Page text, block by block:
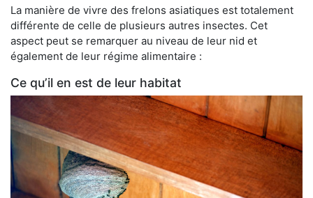
La manière de vivre des frelons asiatiques est totalement
différente de celle de plusieurs autres insectes. Cet
aspect peut se remarquer au niveau de leur nid et
également de leur régime alimentaire :
Ce qu’il en est de leur habitat